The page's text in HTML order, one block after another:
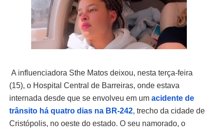
A influenciadora Sthe Matos deixou, nesta terça-feira
(15), o Hospital Central de Barreiras, onde estava
internada desde que se envolveu em um acidente de
trânsito há quatro dias na BR-242, trecho da cidade de
Cristópolis, no oeste do estado. O seu namorado, o